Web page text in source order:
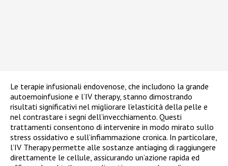
Le terapie infusionali endovenose, che includono la grande
autoemoinfusione e l’IV therapy, stanno dimostrando
risultati significativi nel migliorare l’elasticità della pelle e
nel contrastare i segni dell’invecchiamento. Questi
trattamenti consentono di intervenire in modo mirato sullo
stress ossidativo e sull’infiammazione cronica. In particolare,
l’IV Therapy permette alle sostanze antiaging di raggiungere
direttamente le cellule, assicurando un’azione rapida ed